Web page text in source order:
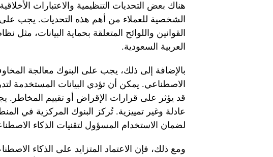
هناك بعض التحديات التنظيمية والاعتبارات
الشخصية للعملاء من أهم هذه التحديات. يجب على
القوانين واللوائح المتعلقة بحماية البيانات،
العربية السعودية.
بالإضافة إلى ذلك، يجب على البنوك معالجة
الاصطناعي. يمكن أن تؤدي البيانات المستخدمة
قد يؤثر على قرارات الإقراض أو تقييم المخاطر.
عادلة وغير تمييزية. تُركز البنوك المركزية في
لضمان الاستخدام المسؤول لتقنيات الذكاء
ومع ذلك، فإن الاعتماد المتزايد على الذكاء